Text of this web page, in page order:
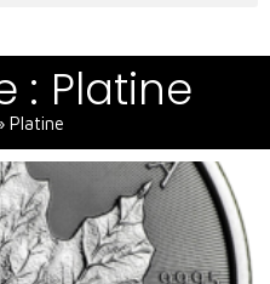
: Platine
Platine